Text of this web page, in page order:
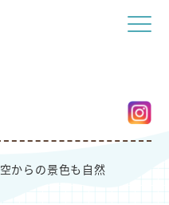
空からの景色も自然